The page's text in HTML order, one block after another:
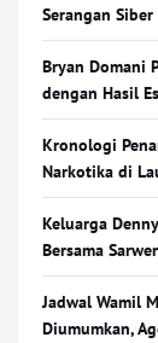
Serangan
Bryan Domani
dengan Hasil
Kronologi
Narkotika di
Keluarga
Bersama
Jadwal Wamil
Diumumkan,